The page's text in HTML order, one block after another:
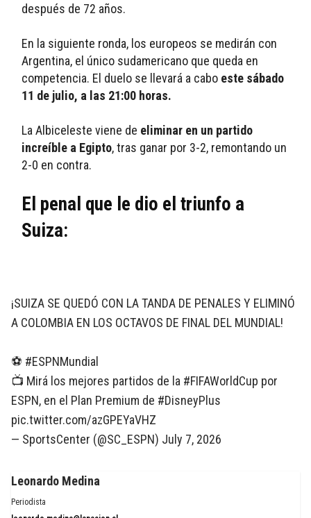
después de 72 años.
En la siguiente ronda, los europeos se medirán con
Argentina, el único sudamericano que queda en
competencia. El duelo se llevará a cabo este sábado
11 de julio, a las 21:00 horas.
La Albiceleste viene de eliminar en un partido
increíble a Egipto, tras ganar por 3-2, remontando un
2-0 en contra.
El penal que le dio el triunfo a
Suiza:
¡SUIZA SE QUEDÓ CON LA TANDA DE PENALES Y ELIMINÓ
A COLOMBIA EN LOS OCTAVOS DE FINAL DEL MUNDIAL!
⚽ #ESPNMundial
📺 Mirá los mejores partidos de la #FIFAWorldCup por
ESPN, en el Plan Premium de #DisneyPlus
pic.twitter.com/azGPEYaVHZ
— SportsCenter (@SC_ESPN) July 7, 2026
Leonardo Medina
Periodista